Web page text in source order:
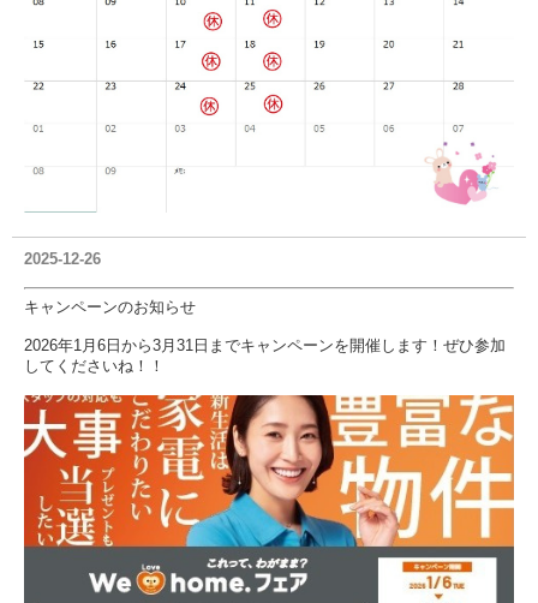
2025-12-26
キャンペーンのお知らせ
2026年1月6日から3月31日までキャンペーンを開催します！ぜひ参加
してくださいね！！